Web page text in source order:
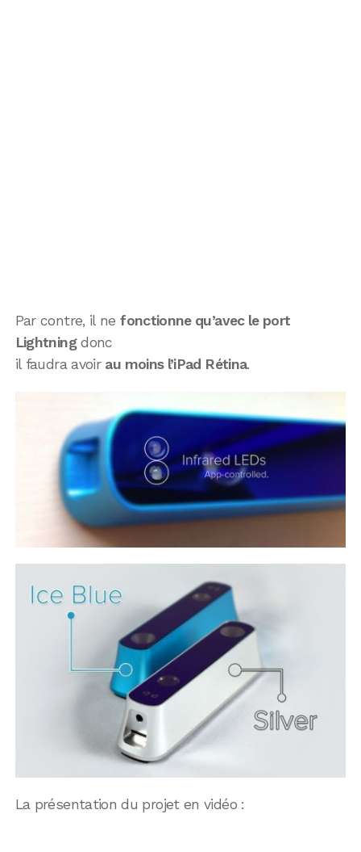
Par contre, il nefonctionne qu’avec le port
Lightningdonc
il faudra avoir au moins l’iPad Rétina.
La présentation du projet en vidéo :